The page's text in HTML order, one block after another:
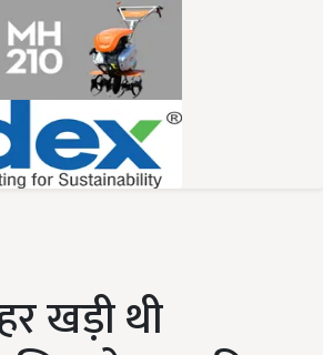
खड़ी थी